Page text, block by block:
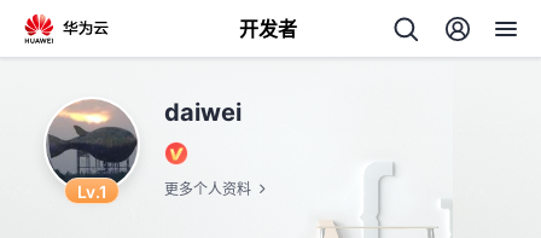
开发者
Lv.1
daiwei
更多个人资料